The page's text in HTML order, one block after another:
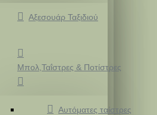
Αξεσουάρ Ταξιδιού
Μπολ,Ταΐστρες & Ποτίστρες
Αυτόματες ταίστρες